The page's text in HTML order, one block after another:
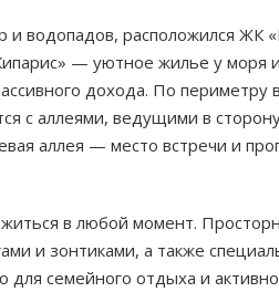
водопадов, расположился ЖК
— уютное жилье у моря
дохода. По периметру
с аллеями, ведущими в
аллея — место встречи и
в любой момент.
и зонтиками, а также
семейного отдыха и